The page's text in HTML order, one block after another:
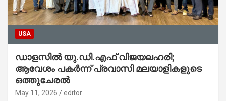
USA
ഡാളസിൽ യു.ഡി.എഫ് വിജയലഹരി;
ആവേശം പകർന്ന് പ്രവാസി മലയാളികളുടെ
ഒത്തുചേരൽ
May 11, 2026 editor